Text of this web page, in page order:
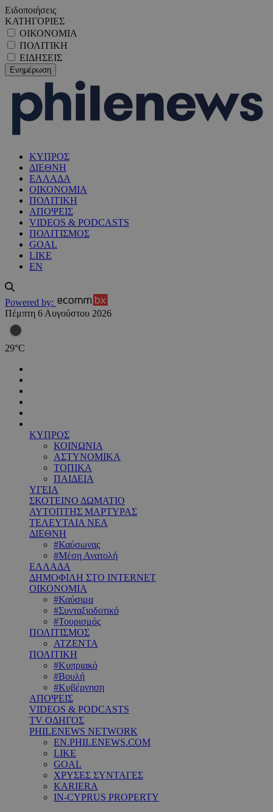
Ειδοποιήσεις
ΚΑΤΗΓΟΡΙΕΣ
ΟΙΚΟΝΟΜΙΑ
ΠΟΛΙΤΙΚΗ
ΕΙΔΗΣΕΙΣ
ΚΥΠΡΟΣ
ΔΙΕΘΝΗ
ΕΛΛΑΔΑ
ΟΙΚΟΝΟΜΙΑ
ΠΟΛΙΤΙΚΗ
ΑΠΟΨΕΙΣ
VIDEOS & PODCASTS
ΠΟΛΙΤΙΣΜΟΣ
GOAL
LIKE
EN
Powered by:
Πέμπτη 6 Αυγούστου 2026
29°C
ΚΥΠΡΟΣ
ΚΟΙΝΩΝΙΑ
ΑΣΤΥΝΟΜΙΚΑ
ΤΟΠΙΚΑ
ΠΑΙΔΕΙΑ
ΥΓΕΙΑ
ΣΚΟΤΕΙΝΟ ΔΩΜΑΤΙΟ
ΑΥΤΟΠΤΗΣ ΜΑΡΤΥΡΑΣ
ΤΕΛΕΥΤΑΙΑ ΝΕΑ
ΔΙΕΘΝΗ
#Καύσωνας
#Μέση Ανατολή
ΕΛΛΑΔΑ
ΔΗΜΟΦΙΛΗ ΣΤΟ INTERNET
ΟΙΚΟΝΟΜΙΑ
#Καύσιμα
#Συνταξιοδοτικό
#Τουρισμός
ΠΟΛΙΤΙΣΜΟΣ
ΑΤΖΕΝΤΑ
ΠΟΛΙΤΙΚΗ
#Κυπριακό
#Βουλή
#Κυβέρνηση
ΑΠΟΨΕΙΣ
VIDEOS & PODCASTS
TV ΟΔΗΓΟΣ
PHILENEWS NETWORK
EN.PHILENEWS.COM
LIKE
GOAL
ΧΡΥΣΕΣ ΣΥΝΤΑΓΕΣ
KARIERA
IN-CYPRUS PROPERTY